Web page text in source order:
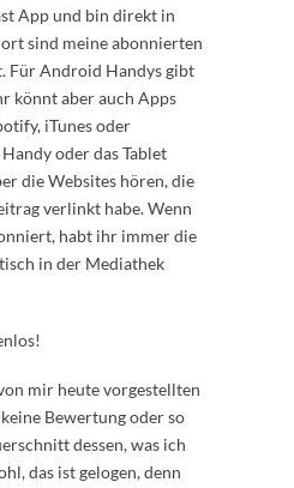
App und bin direkt in
sind meine abonnierten
Für Android Handys gibt
könnt aber auch Apps
iTunes oder
oder das Tablet
die Websites hören, die
verlinkt habe. Wenn
habt ihr immer die
in der Mediathek
mir heute vorgestellten
Bewertung oder so
dessen, was ich
das ist gelogen, denn